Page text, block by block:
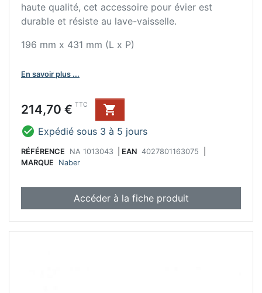
haute qualité, cet accessoire pour évier est
durable et résiste au lave-vaisselle.
196 mm x 431 mm (L x P)
En savoir plus ...
Prix
214,70 € TTC

 Expédié sous 3 à 5 jours
RÉFÉRENCE NA 1013043 EAN 4027801163075
MARQUE
Naber
Accéder à la fiche produit